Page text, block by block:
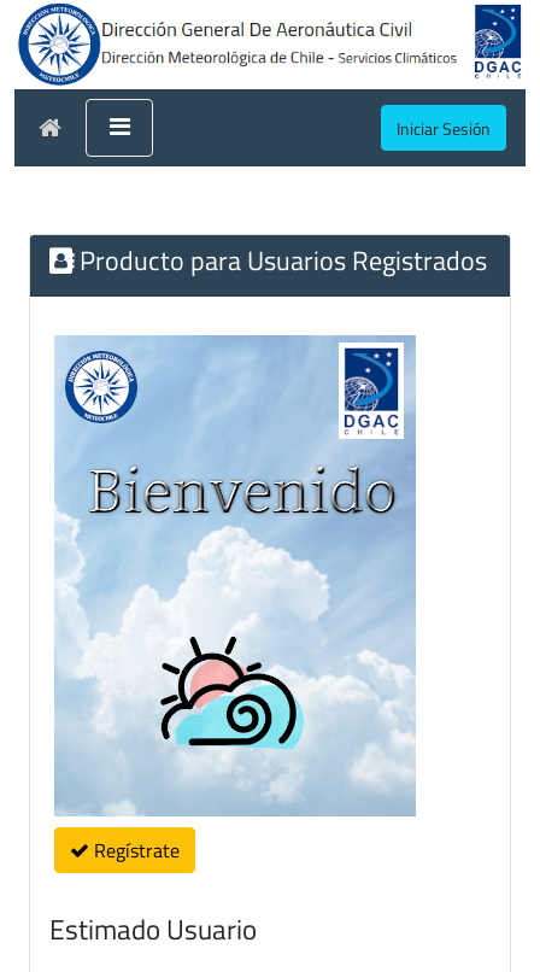
Iniciar Sesión
Producto para Usuarios Registrados
Regístrate
Estimado Usuario